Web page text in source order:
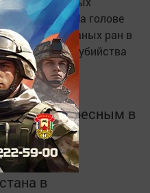
он был убит. На голове
колото-резаных ран в
совершении убийства
бомж.
и интересным в
в